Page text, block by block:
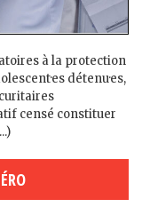
à la protection
détenu·es,
censé constituer